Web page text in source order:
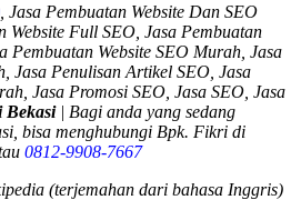
, Jasa Pembuatan Website Dan SEO
Website Full SEO, Jasa Pembuatan
Pembuatan Website SEO Murah, Jasa
Jasa Penulisan Artikel SEO, Jasa
Jasa Promosi SEO, Jasa SEO, Jasa
Bekasi| Bagi anda yang sedang
, bisa menghubungi Bpk. Fikri di
0812-9908-7667
(terjemahan dari bahasa Inggris)